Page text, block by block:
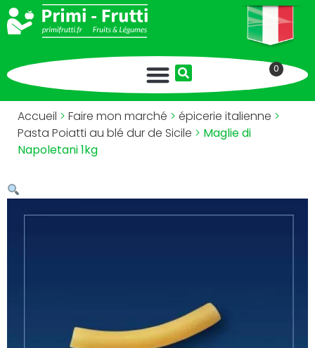
0
Accueil > Faire mon marché > épicerie italienne >
Pasta Poiatti au blé dur de Sicile > Maglie di
Napoletani 1kg